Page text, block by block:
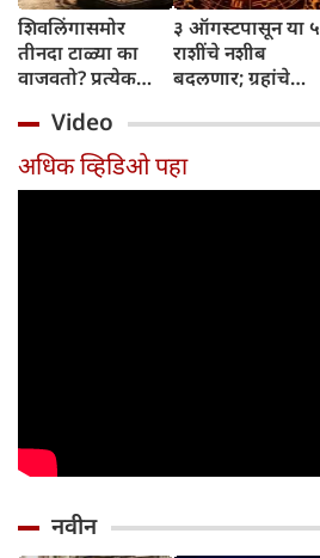
शिवलिंगासमोर
तीनदा टाळ्या का
वाजवतो? प्रत्येक
जाणून घ्या
३ ऑगस्टपासून या ५
राशींचे नशीब
बदलणार; ग्रहांचे
संपतील आणि शुभ
दिवसांची सुरुवात
होईल
Video
अधिक व्हिडिओ पहा
नवीन